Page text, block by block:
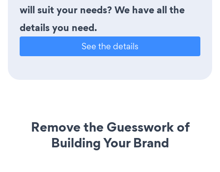
will suit your needs? We have all the
details you need.
See the details
Remove the Guesswork of
Building Your Brand